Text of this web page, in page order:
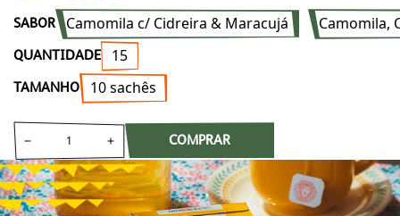
SABOR Camomila c/ Cidreira & Maracujá Camomila,
QUANTIDADE 15
TAMANHO 10 sachês
COMPRAR